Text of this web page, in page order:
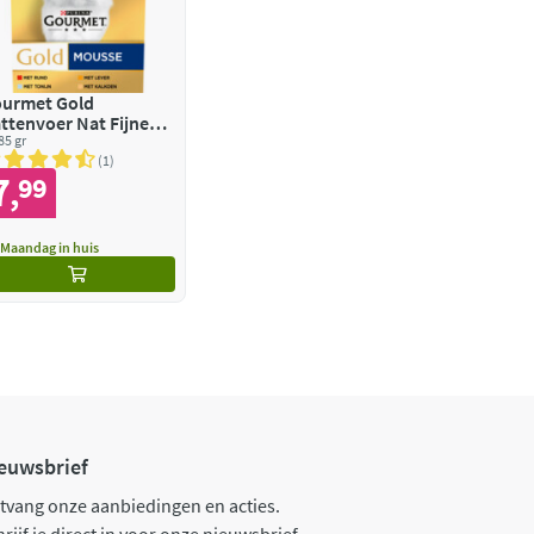
Gold
Nat Fijne
Rood
gr
1
,99
in huis
onze aanbiedingen en acties.